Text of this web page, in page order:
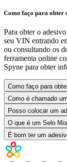
Como faço para obter
Para obter o
seu VIN entrando
ou consultando os
ferramenta online
Spyne para obter
Como faço para
Como é chamado
Posso colocar um
O que é um Selo
É bom ter um